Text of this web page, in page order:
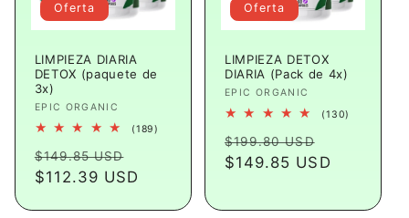
Oferta
LIMPIEZA DIARIA
DETOX (paquete de
3x)
Proveedor:
EPIC ORGANIC
(189)
Precio
habitual
$149.85 USD
de
$112.39 USD
Oferta
LIMPIEZA DETOX
DIARIA (Pack de 4x)
Proveedor:
EPIC ORGANIC
(130)
Precio
habitual
$199.80 USD
de
$149.85 USD